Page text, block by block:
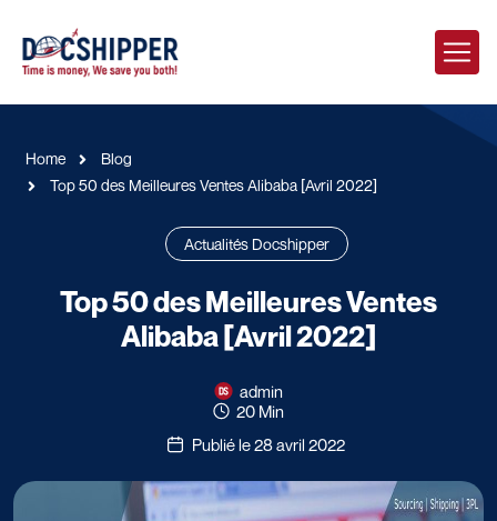
Home
Blog
Top 50 des Meilleures Ventes Alibaba [Avril 2022]
Actualités Docshipper
Top 50 des Meilleures Ventes
Alibaba [Avril 2022]
admin
20 Min
Publié le 28 avril 2022